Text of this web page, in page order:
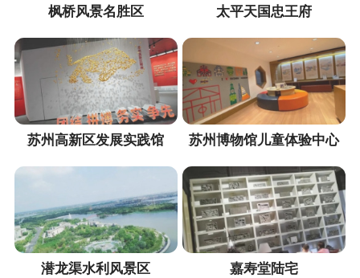
枫桥风景名胜区 太平天国忠王府
苏州高新区发展实践馆 苏州博物馆儿童体验中心
潜龙渠水利风景区 嘉寿堂陆宅